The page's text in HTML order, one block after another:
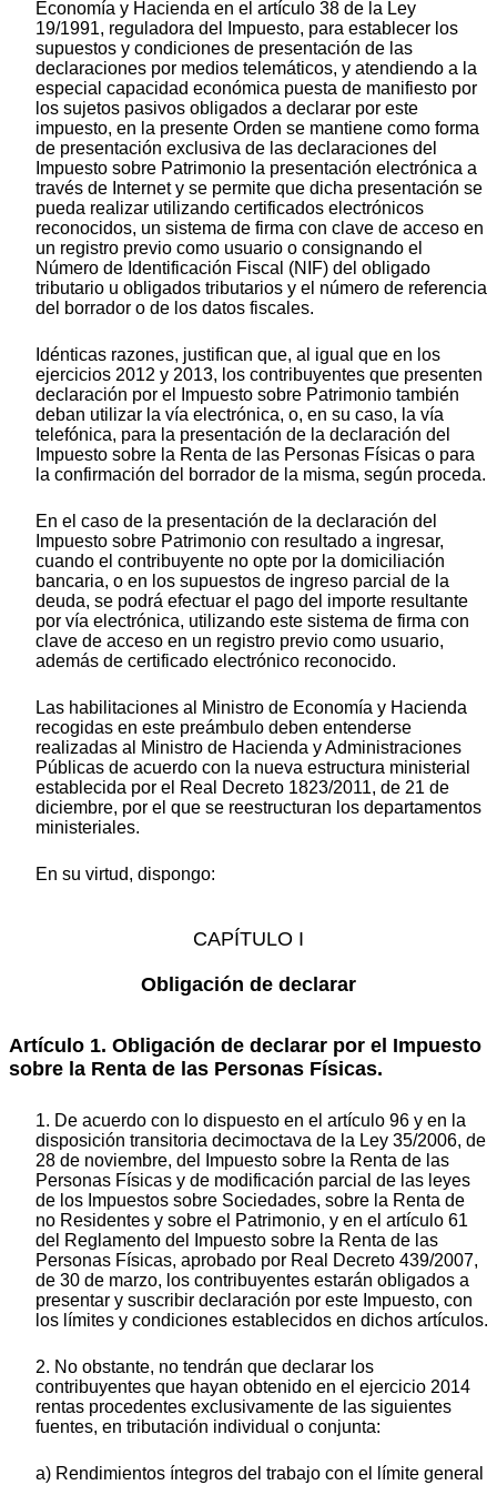
Economía y Hacienda en el artículo 38 de la Ley
19/1991, reguladora del Impuesto, para establecer los
supuestos y condiciones de presentación de las
declaraciones por medios telemáticos, y atendiendo a la
especial capacidad económica puesta de manifiesto por
los sujetos pasivos obligados a declarar por este
impuesto, en la presente Orden se mantiene como forma
de presentación exclusiva de las declaraciones del
Impuesto sobre Patrimonio la presentación electrónica a
través de Internet y se permite que dicha presentación se
pueda realizar utilizando certificados electrónicos
reconocidos, un sistema de firma con clave de acceso en
un registro previo como usuario o consignando el
Número de Identificación Fiscal (NIF) del obligado
tributario u obligados tributarios y el número de referencia
del borrador o de los datos fiscales.
Idénticas razones, justifican que, al igual que en los
ejercicios 2012 y 2013, los contribuyentes que presenten
declaración por el Impuesto sobre Patrimonio también
deban utilizar la vía electrónica, o, en su caso, la vía
telefónica, para la presentación de la declaración del
Impuesto sobre la Renta de las Personas Físicas o para
la confirmación del borrador de la misma, según proceda.
En el caso de la presentación de la declaración del
Impuesto sobre Patrimonio con resultado a ingresar,
cuando el contribuyente no opte por la domiciliación
bancaria, o en los supuestos de ingreso parcial de la
deuda, se podrá efectuar el pago del importe resultante
por vía electrónica, utilizando este sistema de firma con
clave de acceso en un registro previo como usuario,
además de certificado electrónico reconocido.
Las habilitaciones al Ministro de Economía y Hacienda
recogidas en este preámbulo deben entenderse
realizadas al Ministro de Hacienda y Administraciones
Públicas de acuerdo con la nueva estructura ministerial
establecida por el Real Decreto 1823/2011, de 21 de
diciembre, por el que se reestructuran los departamentos
ministeriales.
En su virtud, dispongo:
CAPÍTULO I
Obligación de declarar
Artículo 1. Obligación de declarar por el Impuesto
sobre la Renta de las Personas Físicas.
1. De acuerdo con lo dispuesto en el artículo 96 y en la
disposición transitoria decimoctava de la Ley 35/2006, de
28 de noviembre, del Impuesto sobre la Renta de las
Personas Físicas y de modificación parcial de las leyes
de los Impuestos sobre Sociedades, sobre la Renta de
no Residentes y sobre el Patrimonio, y en el artículo 61
del Reglamento del Impuesto sobre la Renta de las
Personas Físicas, aprobado por Real Decreto 439/2007,
de 30 de marzo, los contribuyentes estarán obligados a
presentar y suscribir declaración por este Impuesto, con
los límites y condiciones establecidos en dichos artículos.
2. No obstante, no tendrán que declarar los
contribuyentes que hayan obtenido en el ejercicio 2014
rentas procedentes exclusivamente de las siguientes
fuentes, en tributación individual o conjunta:
a) Rendimientos íntegros del trabajo con el límite general